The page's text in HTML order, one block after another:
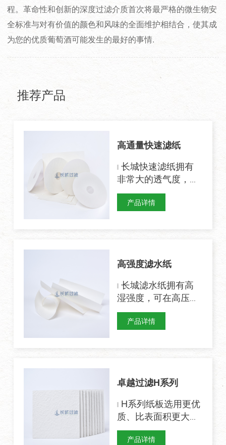
程。革命性和创新的深度过滤介质首次将最严格的微生物安
全标准与对有价值的颜色和风味的全面维护相结合，使其成
为您的优质葡萄酒可能发生的最好的事情.
推荐产品
高通量快速滤纸
长城快速滤纸拥有
非常大的透气度，纤
维经过处理后较为光
滑，拥有较高的α纤
动性差的液体，固体
滤。能够确保高粘度
液体在过滤过程中拥
有较大的通量。
产品详情
高强度滤水纸
长城滤水纸拥有高
湿强度，可在高压力
的过滤环境中使用。
本产品由纯净植物纤
成，其质地洁白细
腻，外观平整，厚度
不会分离或脱落，纸
张使用时间长。
产品详情
卓越过滤H系列
H系列纸板选用更优
质、比表面积更大的
填料制成。
产品详情